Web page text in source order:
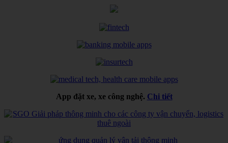
App đặt xe, xe công nghệ. Chi tiết